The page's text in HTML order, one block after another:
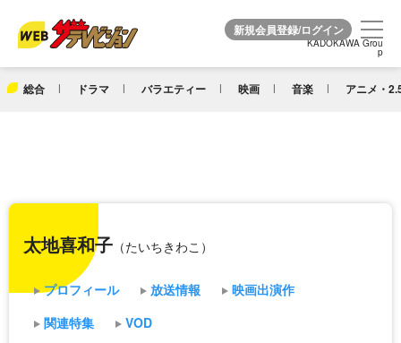
KADOKAWA Grou
p
総合 ドラマ バラエティー 映画 音楽 アニメ・
KADOKAWA Grou
p
太地喜和子 （たいちきわこ）
プロフィール 放送情報
映画出演作
関連特集
VOD